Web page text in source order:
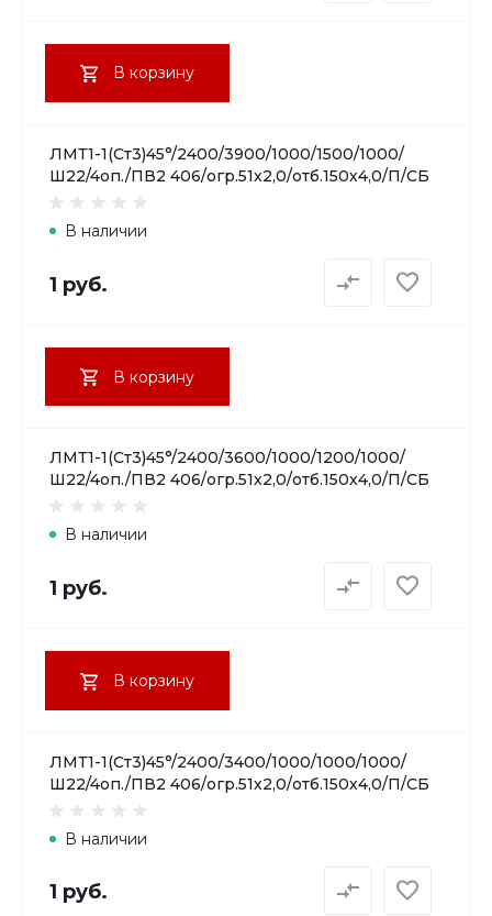
В корзину
ЛМТ1-1(Ст3)45°/2400/3900/1000/1500/1000/
Ш22/4оп./ПВ2 406/огр.51х2,0/отб.150х4,0/П/СБ
В наличии
1 руб.
В корзину
ЛМТ1-1(Ст3)45°/2400/3600/1000/1200/1000/
Ш22/4оп./ПВ2 406/огр.51х2,0/отб.150х4,0/П/СБ
В наличии
1 руб.
В корзину
ЛМТ1-1(Ст3)45°/2400/3400/1000/1000/1000/
Ш22/4оп./ПВ2 406/огр.51х2,0/отб.150х4,0/П/СБ
В наличии
1 руб.